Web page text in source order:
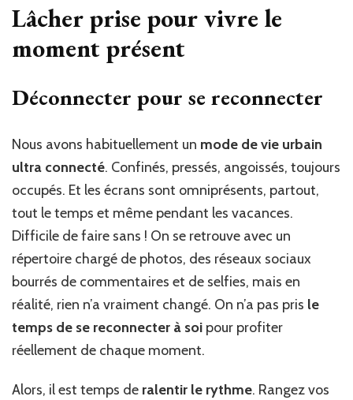
Lâcher prise pour vivre le
moment présent
Déconnecter pour se reconnecter
Nous avons habituellement un mode de vie urbain
ultra connecté. Confinés, pressés, angoissés, toujours
occupés. Et les écrans sont omniprésents, partout,
tout le temps et même pendant les vacances.
Difficile de faire sans ! On se retrouve avec un
répertoire chargé de photos, des réseaux sociaux
bourrés de commentaires et de selfies, mais en
réalité, rien n’a vraiment changé. On n’a pas pris le
temps de se reconnecter à soi pour profiter
réellement de chaque moment.
Alors, il est temps de ralentir le rythme. Rangez vos